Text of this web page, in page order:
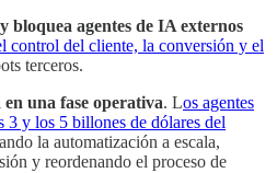
bloquea agentes de IA externos
control del cliente, la conversión y el
terceros.
una fase operativa. Los agentes
y los 5 billones de dólares del
la automatización a escala,
y reordenando el proceso de